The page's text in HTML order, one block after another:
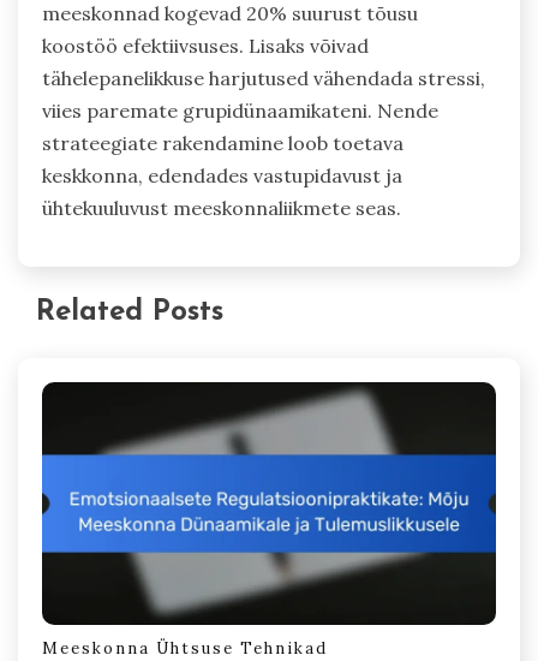
meeskonnad kogevad 20% suurust tõusu
koostöö efektiivsuses. Lisaks võivad
tähelepanelikkuse harjutused vähendada stressi,
viies paremate grupidünaamikateni. Nende
strateegiate rakendamine loob toetava
keskkonna, edendades vastupidavust ja
ühtekuuluvust meeskonnaliikmete seas.
Related Posts
Meeskonna Ühtsuse Tehnikad